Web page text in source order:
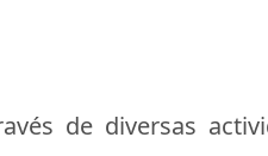
de diversas